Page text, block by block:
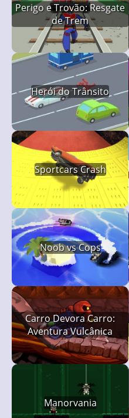
Perigo e Trovão: Resgate
de Trem
Herói do Trânsito
Sportcars Crash
Noob vs Cops
Carro Devora Carro:
Aventura Vulcânica
Manorvania